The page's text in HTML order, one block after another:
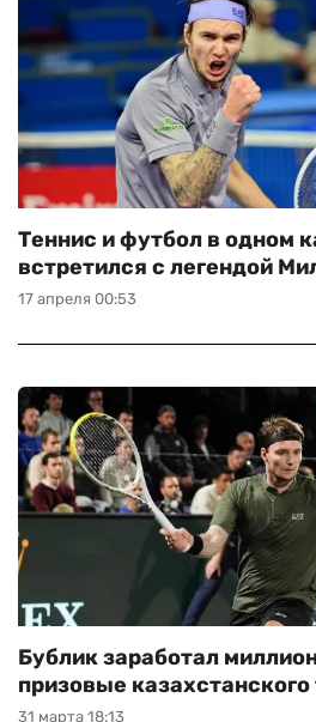
17 апреля 00:53
Теннис и футбол в одном
встретился с легендой
31 марта 18:13
Бублик заработал
призовые казахстанского